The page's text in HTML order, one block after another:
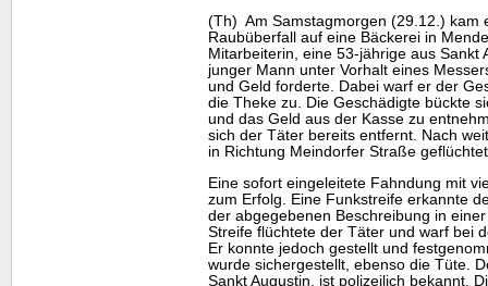
(Th) Am Samstagmorgen (29.12.) kam
Raubüberfall auf eine Bäckerei in
Mitarbeiterin, eine 53-jährige aus Sankt
junger Mann unter Vorhalt eines
und Geld forderte. Dabei warf er der
die Theke zu. Die Geschädigte bückte
und das Geld aus der Kasse zu
sich der Täter bereits entfernt. Nach
in Richtung Meindorfer Straße
Eine sofort eingeleitete Fahndung mit
zum Erfolg. Eine Funkstreife erkannte
der abgegebenen Beschreibung in
Streife flüchtete der Täter und warf bei
Er konnte jedoch gestellt und
wurde sichergestellt, ebenso die Tüte.
Sankt Augustin, ist polizeilich bekannt.